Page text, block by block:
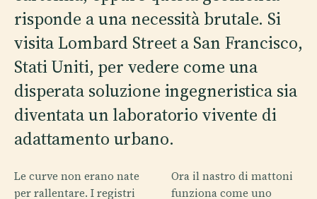
risponde a una necessità brutale. Si
visita Lombard Street a San Francisco,
Stati Uniti, per vedere come una
disperata soluzione ingegneristica sia
diventata un laboratorio vivente di
adattamento urbano.
Le curve non erano nate
per rallentare. I registri
Ora il nastro di mattoni
funziona come uno